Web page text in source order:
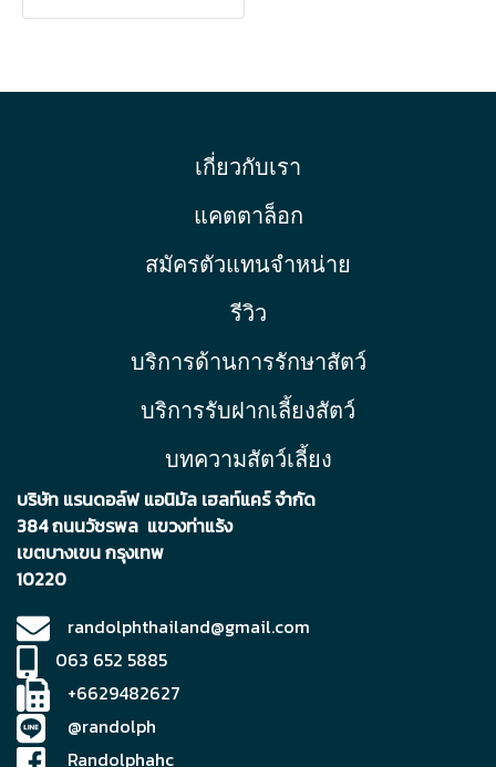
เกี่ยวกับเรา
แคตตาล็อก
สมัครตัวแทนจำหน่าย
รีวิว
บริการด้านการรักษาสัตว์
บริการรับฝากเลี้ยงสัตว์
บทความสัตว์เลี้ยง
บริษัท แรนดอล์ฟ แอนิมัล เฮลท์แคร์ จำกัด
384 ถนนวัชรพล แขวงท่าแร้ง
เขตบางเขน กรุงเทพ
10220
randolphthailand@gmail.com
063 652 5885
+6629482627
@randolph
Randolphahc